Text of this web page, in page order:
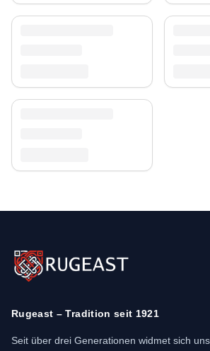
unsererTeppich-Kollektion
Rugeast – Tradition seit 1921
Seit über drei Generationen widmet sich